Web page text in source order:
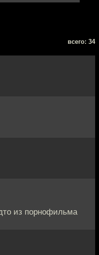
всего: 34
из порнофильма